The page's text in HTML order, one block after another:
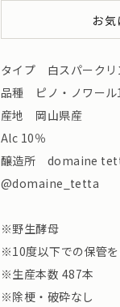
お
タイプ 白スパークリ
品種 ピノ・ノワール
産地 岡山県産
Alc 10％
醸造所 domaine
@domaine_tetta
※野生酵母
※10度以下での保管を
※生産本数 487本
※除梗・破砕なし